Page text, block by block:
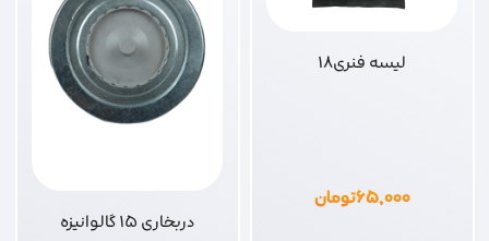
لیسه فنری18
۶۵,۰۰۰تومان
دربخاری 15 گالوانیزه